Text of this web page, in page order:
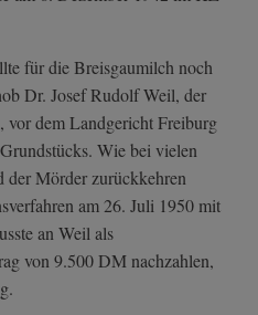
für die Breisgaumilch noch
Dr. Josef Rudolf Weil, der
vor dem Landgericht Freiburg
Wie bei vielen
der Mörder zurückkehren
am 26. Juli 1950 mit
an Weil als
von 9.500 DM nachzahlen,